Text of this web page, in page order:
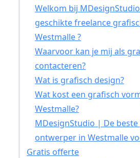
Welkom bij
geschikte freelance
Westmalle ?
Waarvoor kan je mij als
contacteren?
Wat is grafisch design?
Wat kost een grafisch
Westmalle?
MDesignStudio | De
ontwerper in Westmalle
Gratis offerte